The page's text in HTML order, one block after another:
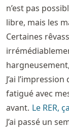
n’est pas
libre, mais les
Certaines
J’ai
fatigué avec
avant. Le RER,
J’ai passé un